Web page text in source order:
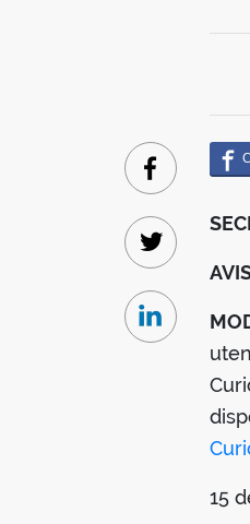
15
Facebook
Twitter
Linkedin